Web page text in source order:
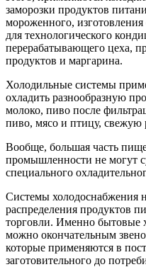
заморозки продуктов
мороженного,
для технологического
перерабатывающего цеха,
продуктов и маргарина.
Холодильные системы
охладить разнообразную
молоко, пиво после
пиво, мясо и птицу, свежую
Вообще, большая часть
промышленности не могут
специального
Системы холодоснабжения
распределения продуктов
торговли. Именно бытовые
можно окончательным
которые применяются в
заготовительного до